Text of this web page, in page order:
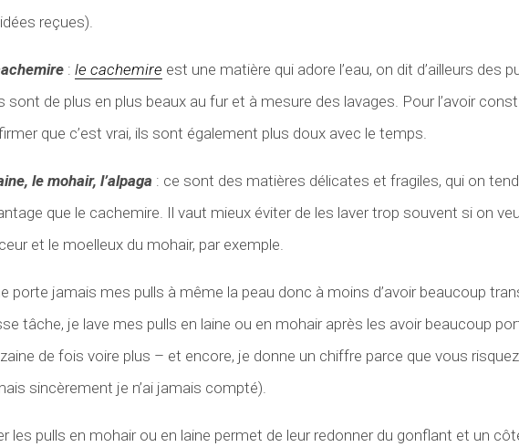
reçues).
: le cachemire est une matière qui adore l’eau, on dit d’ailleurs des
sont de plus en plus beaux au fur et à mesure des lavages. Pour l’avoir
que c’est vrai, ils sont également plus doux avec le temps.
le mohair, l’alpaga : ce sont des matières délicates et fragiles, qui on
que le cachemire. Il vaut mieux éviter de les laver trop souvent si on
et le moelleux du mohair, par exemple.
porte jamais mes pulls à même la peau donc à moins d’avoir beaucoup
tâche, je lave mes pulls en laine ou en mohair après les avoir beaucoup
de fois voire plus – et encore, je donne un chiffre parce que vous
sincèrement je n’ai jamais compté).
les pulls en mohair ou en laine permet de leur redonner du gonflant et un